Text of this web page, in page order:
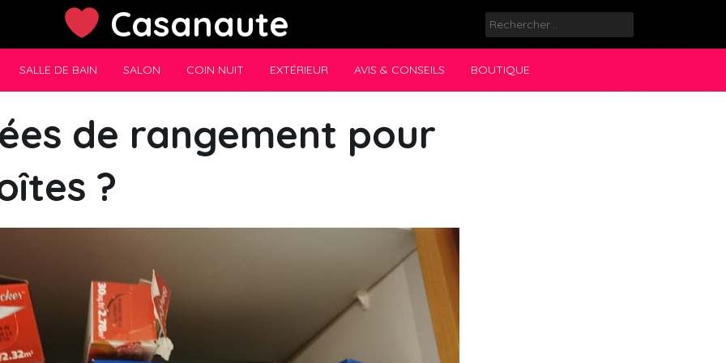
Casanaute Rechercher :
SALLE DE BAIN SALON COIN NUIT EXTÉRIEUR AVIS & CONSEILS BOUTIQUE
de rangement pour
?